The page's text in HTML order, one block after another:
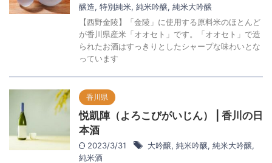
醸造, 特別純米, 純米吟醸, 純米大吟醸
【西野金陵】「金陵」に使用する原料米のほとんど
が香川県産米「オオセト」です。「オオセト」で造
られたお酒はすっきりとしたシャープな味わいとな
っています
香川県
悦凱陣（よろこびがいじん） | 香川の日
本酒
2023/3/31 大吟醸, 純米吟醸, 純米大吟醸,
純米酒